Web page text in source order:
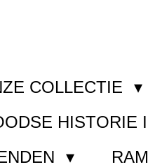
COLLECTIE
HISTORIE